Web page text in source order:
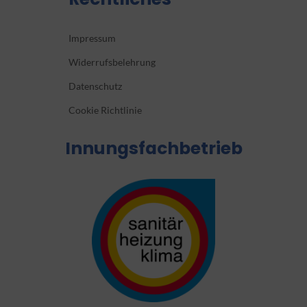
Impressum
Widerrufsbelehrung
Datenschutz
Cookie Richtlinie
Innungsfachbetrieb